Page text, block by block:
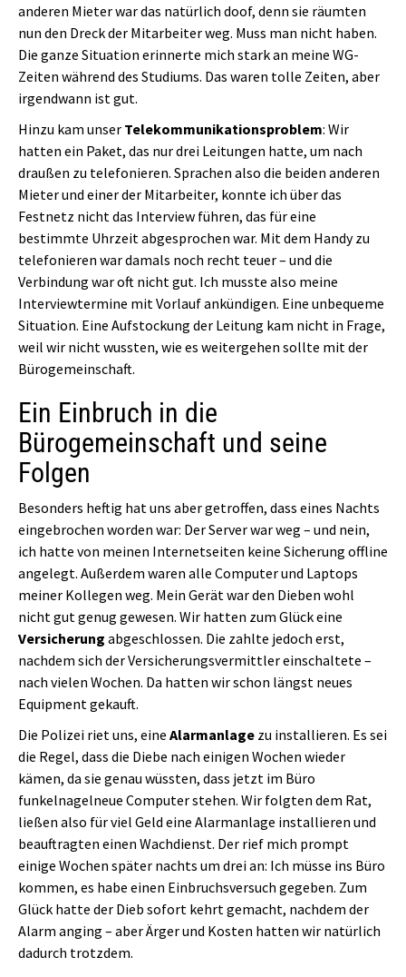
anderen Mieter war das natürlich doof, denn sie räumten
nun den Dreck der Mitarbeiter weg. Muss man nicht haben.
Die ganze Situation erinnerte mich stark an meine WG-
Zeiten während des Studiums. Das waren tolle Zeiten, aber
irgendwann ist gut.
Hinzu kam unser Telekommunikationsproblem: Wir
hatten ein Paket, das nur drei Leitungen hatte, um nach
draußen zu telefonieren. Sprachen also die beiden anderen
Mieter und einer der Mitarbeiter, konnte ich über das
Festnetz nicht das Interview führen, das für eine
bestimmte Uhrzeit abgesprochen war. Mit dem Handy zu
telefonieren war damals noch recht teuer – und die
Verbindung war oft nicht gut. Ich musste also meine
Interviewtermine mit Vorlauf ankündigen. Eine unbequeme
Situation. Eine Aufstockung der Leitung kam nicht in Frage,
weil wir nicht wussten, wie es weitergehen sollte mit der
Bürogemeinschaft.
Ein Einbruch in die
Bürogemeinschaft und seine
Folgen
Besonders heftig hat uns aber getroffen, dass eines Nachts
eingebrochen worden war: Der Server war weg – und nein,
ich hatte von meinen Internetseiten keine Sicherung offline
angelegt. Außerdem waren alle Computer und Laptops
meiner Kollegen weg. Mein Gerät war den Dieben wohl
nicht gut genug gewesen. Wir hatten zum Glück eine
Versicherung abgeschlossen. Die zahlte jedoch erst,
nachdem sich der Versicherungsvermittler einschaltete –
nach vielen Wochen. Da hatten wir schon längst neues
Equipment gekauft.
Die Polizei riet uns, eine Alarmanlage zu installieren. Es sei
die Regel, dass die Diebe nach einigen Wochen wieder
kämen, da sie genau wüssten, dass jetzt im Büro
funkelnagelneue Computer stehen. Wir folgten dem Rat,
ließen also für viel Geld eine Alarmanlage installieren und
beauftragten einen Wachdienst. Der rief mich prompt
einige Wochen später nachts um drei an: Ich müsse ins Büro
kommen, es habe einen Einbruchsversuch gegeben. Zum
Glück hatte der Dieb sofort kehrt gemacht, nachdem der
Alarm anging – aber Ärger und Kosten hatten wir natürlich
dadurch trotzdem.